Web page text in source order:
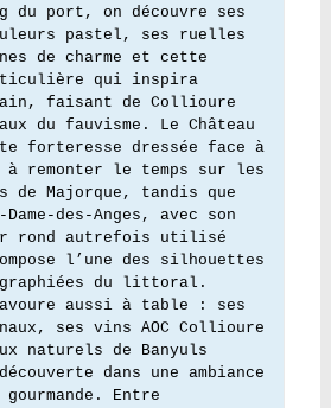
du port, on découvre ses
pastel, ses ruelles
de charme et cette
qui inspira
faisant de Collioure
du fauvisme. Le Château
forteresse dressée face à
remonter le temps sur les
de Majorque, tandis que
des-Anges, avec son
rond autrefois utilisé
l’une des silhouettes
du littoral.
aussi à table : ses
ses vins AOC Collioure
naturels de Banyuls
dans une ambiance
Entre